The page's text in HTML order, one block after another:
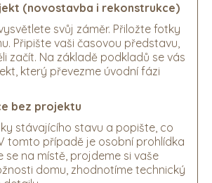
(novostavba i rekonstrukce)
svůj záměr. Přiložte fotky
Připište vaši časovou představu,
začít. Na základě podkladů se vás
který převezme úvodní fázi
bez projektu
stávajícího stavu a popište, co
tomto případě je osobní prohlídka
se na místě, projdeme si vaše
domu, zhodnotíme technický